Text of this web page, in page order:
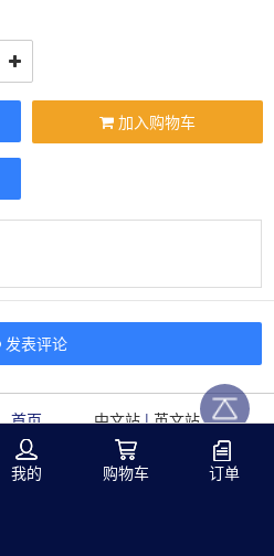
加入购物车
发表评论
中文站|英文站
首页
均为国外进口产品，高品质高
我的 购物车 订单